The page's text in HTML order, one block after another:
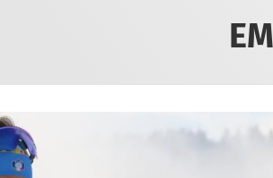
EM